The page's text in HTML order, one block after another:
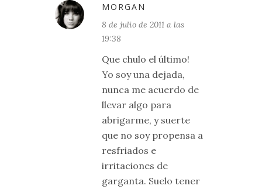
MORGAN
8 de julio de 2011 a las
19:38
Que chulo el último!
Yo soy una dejada,
nunca me acuerdo de
llevar algo para
abrigarme, y suerte
que no soy propensa a
resfriados e
irritaciones de
garganta. Suelo tener